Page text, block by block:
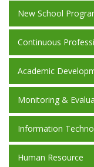
New School
Continuous
Academic
Monitoring &
Information
Human Resource